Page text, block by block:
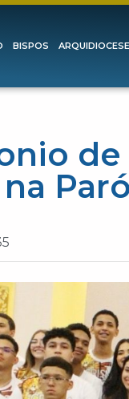
BISPOS ARQUIDIOCESE
de